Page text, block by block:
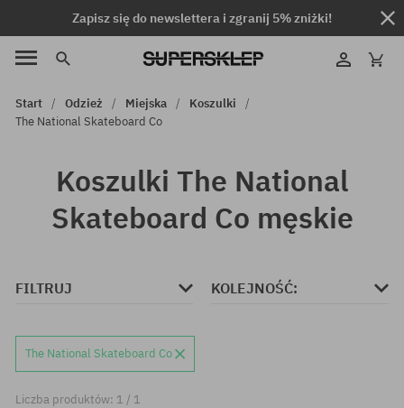
Zapisz się do newslettera i zgranij 5% zniżki!
Start Odzież Miejska
Koszulki
The National Skateboard Co
Koszulki The National
Skateboard Co męskie
FILTRUJ KOLEJNOŚĆ:
The National Skateboard Co
Liczba produktów: 1 / 1